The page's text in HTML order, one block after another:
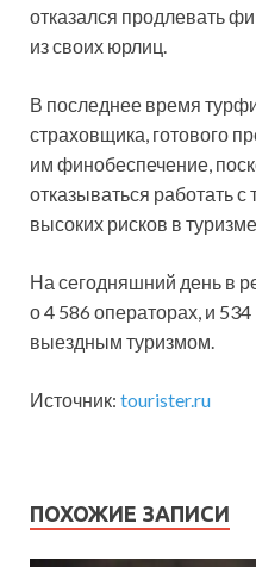
отказался продлевать
из своих юрлиц.
В последнее время
страховщика, готового
им финобеспечение,
отказываться работать
высоких рисков в
На сегодняшний день в
о 4 586 операторах, и
выездным туризмом.
Источник: tourister.ru
ПОХОЖИЕ ЗАПИСИ